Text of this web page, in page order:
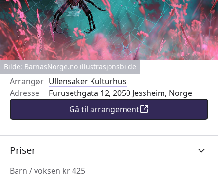
Bilde: BarnasNorge.no illustrasjonsbilde
Arrangør Ullensaker Kulturhus
Adresse
Furusethgata 12, 2050 Jessheim, Norge
Gå til arrangement
Priser
Barn / voksen kr 425